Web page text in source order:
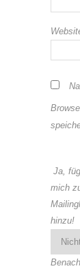
Ja,
mich
hinzu!